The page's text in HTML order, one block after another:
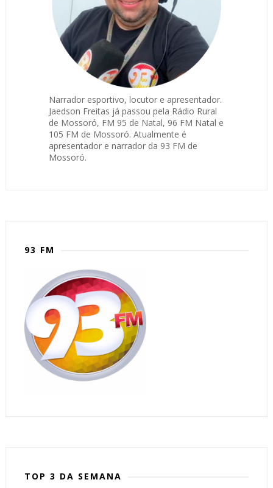
Narrador esportivo, locutor e apresentador.
Jaedson Freitas já passou pela Rádio Rural
de Mossoró, FM 95 de Natal, 96 FM Natal e
105 FM de Mossoró. Atualmente é
apresentador e narrador da 93 FM de
Mossoró.
93 FM
TOP 3 DA SEMANA